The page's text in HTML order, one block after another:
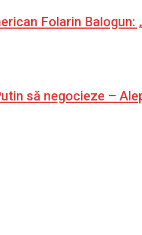
Folarin Balogun:
să negocieze –